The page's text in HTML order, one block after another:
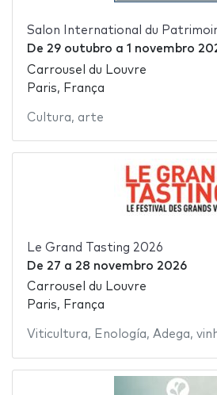
Salon International du
De 29 outubro a 1 novembro
Carrousel du Louvre
Paris, França
Cultura, arte
Le Grand Tasting 2026
De 27 a 28 novembro 2026
Carrousel du Louvre
Paris, França
Viticultura, Enología, Adega,